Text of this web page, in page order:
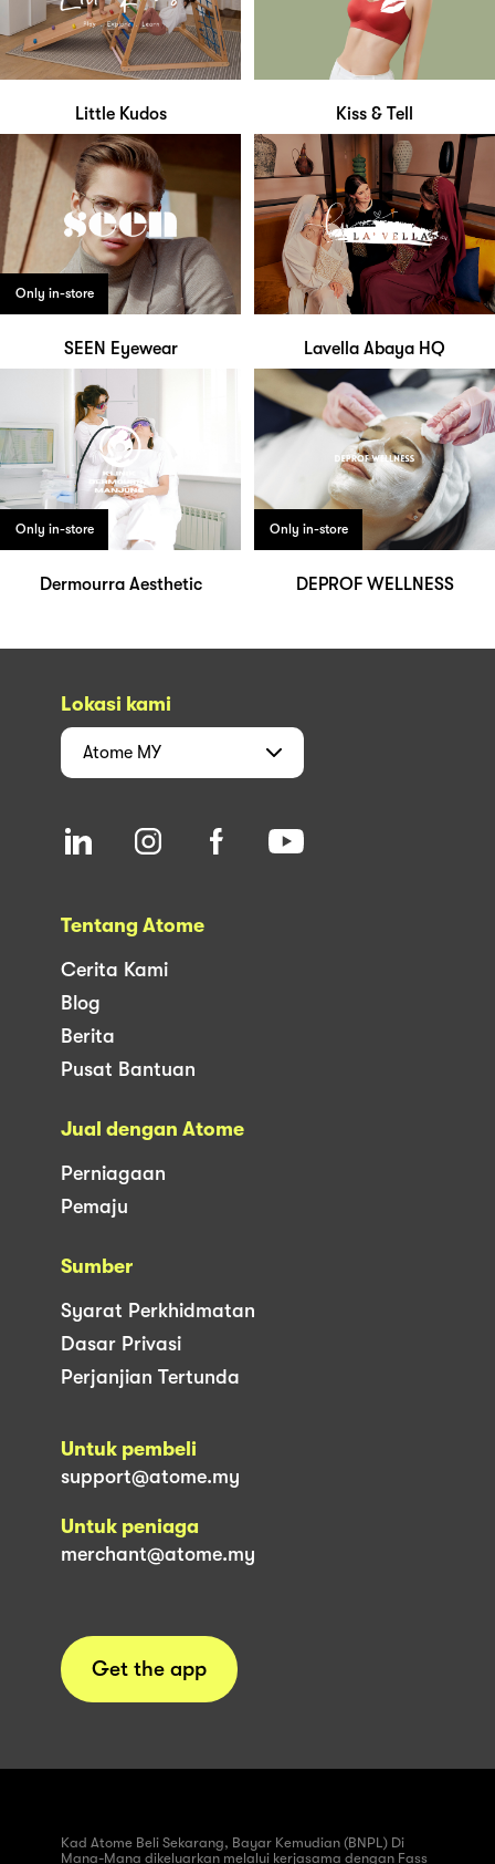
Little Kudos Kiss & Tell
Only in-store
SEEN Eyewear Lavella Abaya HQ
Only in-store
Dermourra Aesthetic
Only in-store
DEPROF WELLNESS
Lokasi kami
Atome MY
Tentang Atome
Cerita Kami
Blog
Berita
Pusat Bantuan
Jual dengan Atome
Perniagaan
Pemaju
Sumber
Syarat Perkhidmatan
Dasar Privasi
Perjanjian Tertunda
Untuk pembeli
support@atome.my
Untuk peniaga
merchant@atome.my
Get the app
Kad Atome Beli Sekarang, Bayar Kemudian (BNPL) Di
Mana-Mana dikeluarkan melalui kerjasama dengan Fass